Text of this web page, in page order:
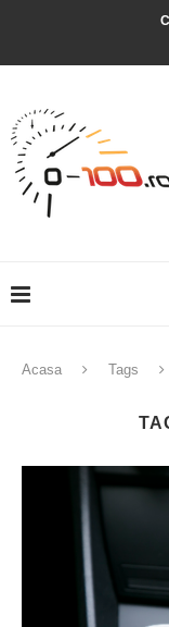
Acasa Tags